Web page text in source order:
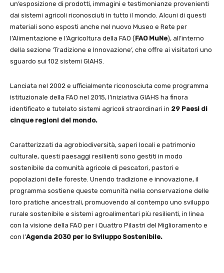
un’esposizione di prodotti, immagini e testimonianze provenienti
dai sistemi agricoli riconosciuti in tutto il mondo. Alcuni di questi
materiali sono esposti anche nel nuovo Museo e Rete per
l’Alimentazione e l’Agricoltura della FAO (FAO MuNe), all’interno
della sezione ‘Tradizione e Innovazione’, che offre ai visitatori uno
sguardo sui 102 sistemi GIAHS.
Lanciata nel 2002 e ufficialmente riconosciuta come programma
istituzionale della FAO nel 2015, l’iniziativa GIAHS ha finora
identificato e tutelato sistemi agricoli straordinari in 29 Paesi di
cinque regioni del mondo.
Caratterizzati da agrobiodiversità, saperi locali e patrimonio
culturale, questi paesaggi resilienti sono gestiti in modo
sostenibile da comunità agricole di pescatori, pastori e
popolazioni delle foreste. Unendo tradizione e innovazione, il
programma sostiene queste comunità nella conservazione delle
loro pratiche ancestrali, promuovendo al contempo uno sviluppo
rurale sostenibile e sistemi agroalimentari più resilienti, in linea
con la visione della FAO per i Quattro Pilastri del Miglioramento e
con l’Agenda 2030 per lo Sviluppo Sostenibile.